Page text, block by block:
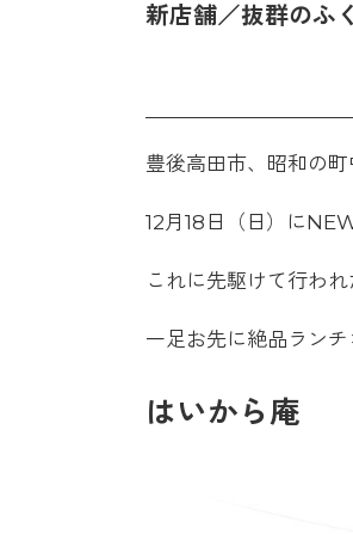
新店舗／抜群のふ
豊後高田市、昭和の
12月18日（日）に
これに先駆けて行わ
一足お先に絶品ラン
はいから庵